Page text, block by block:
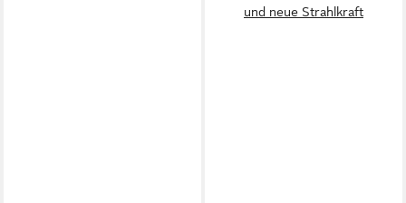
und neue Strahlkraft